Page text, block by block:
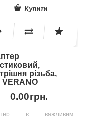
Купити
різьба,
VERANO
0.00грн.
є важливим